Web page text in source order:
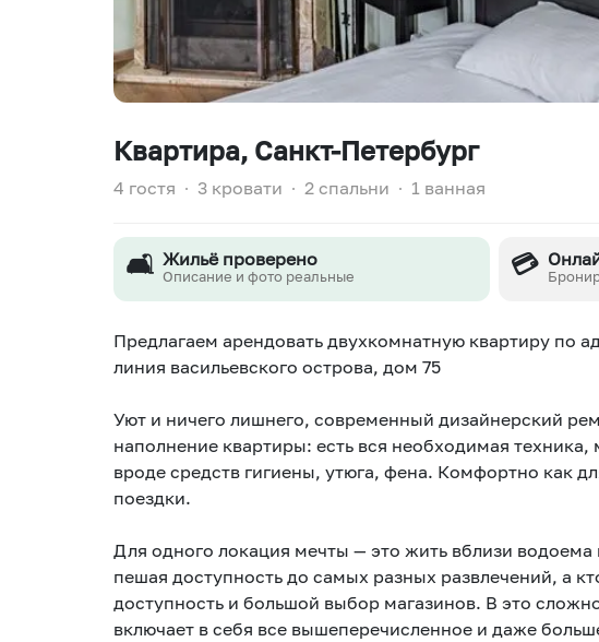
Квартира, Санкт-Петербург
4 гостя ∙ 3 кровати ∙ 2 спальни ∙ 1 ванная
🛋️ Жильё проверено
Описание и фото реальные 💳
Прeдлагаем арeндовать двуxкомнaтную кваpтиpу пo
линия васильевского острова, дом 75
Уют и ничего лишнего, современный дизайнерский
наполнение квартиры: есть вся необходимая
вроде средств гигиены, утюга, фена. Комфортно как
поездки.
Для одного локация мечты — это жить вблизи водоема
пешая доступность до самых разных развлечений, а
доступность и большой выбор магазинов. В это
включает в себя все вышеперечисленное и даже